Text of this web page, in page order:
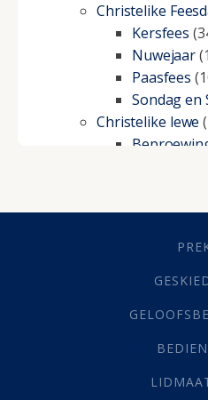
Christelike
Kersfees
Nuwejaar
Paasfees
Sondag en
Christelike lewe
Geestelike
(21)
Grys Areas
Lewensdoel
Werk(22)